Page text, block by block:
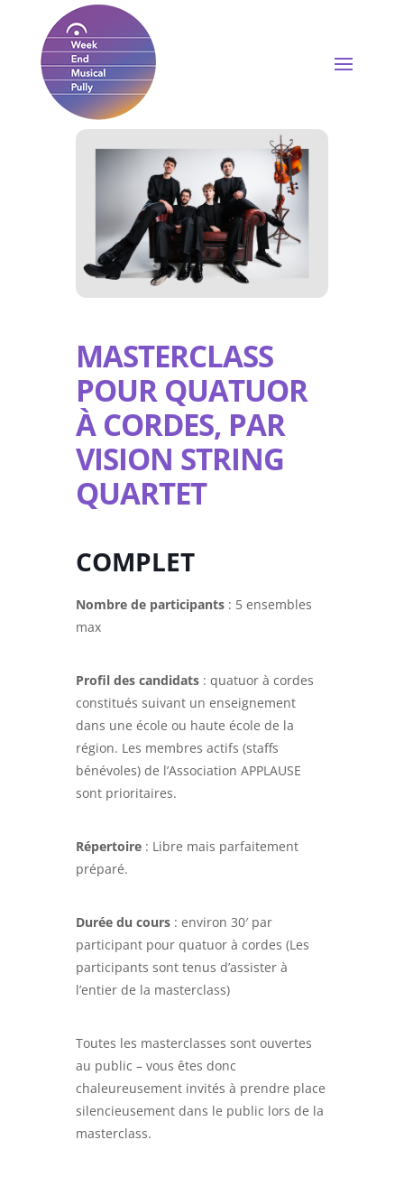
MASTERCLASS
POUR QUATUOR
À CORDES, PAR
VISION STRING
QUARTET
COMPLET
Nombre de participants : 5 ensembles
max
Profil des candidats : quatuor à cordes
constitués suivant un enseignement
dans une école ou haute école de la
région. Les membres actifs (staffs
bénévoles) de l’Association APPLAUSE
sont prioritaires.
Répertoire : Libre mais parfaitement
préparé.
Durée du cours : environ 30′ par
participant pour quatuor à cordes (Les
participants sont tenus d’assister à
l’entier de la masterclass)
Toutes les masterclasses sont ouvertes
au public – vous êtes donc
chaleureusement invités à prendre place
silencieusement dans le public lors de la
masterclass.